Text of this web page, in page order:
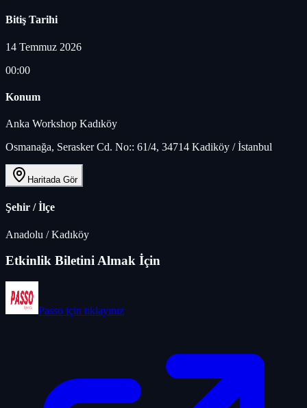
Bitiş Tarihi
14 Temmuz 2026
00:00
Konum
Anka Workshop Kadıköy
Osmanağa, Serasker Cd. No:: 61/4, 34714 Kadiköy / İstanbul
Haritada Gör
Şehir / İlçe
Anadolu /Kadıköy
Etkinlik Biletini Almak İçin
Passo için tıklayınız